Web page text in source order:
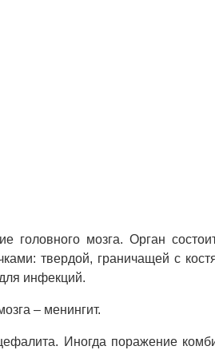
головного мозга. Орган
твердой, граничащей с
инфекций.
– менингит.
Иногда поражение